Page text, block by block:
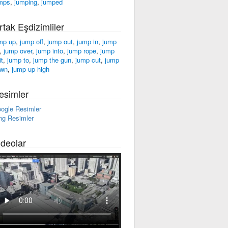
Eşdizimliler
up, jump off, jump out, jump in, jump
jump over, jump into, jump rope, jump
, jump to, jump the gun, jump cut, jump
, jump up high
Resimler
Resimler